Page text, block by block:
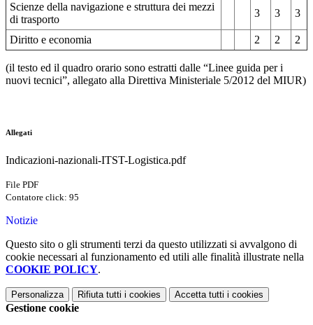
Scienze della navigazione e struttura dei mezzi
di trasporto
3 3 3
Diritto e economia 2 2 2
(il testo ed il quadro orario sono estratti dalle “Linee guida per i
nuovi tecnici”, allegato alla Direttiva Ministeriale 5/2012 del MIUR)
Allegati
Indicazioni-nazionali-ITST-Logistica.pdf
File PDF
Contatore click: 95
Notizie
Questo sito o gli strumenti terzi da questo utilizzati si avvalgono di
cookie necessari al funzionamento ed utili alle finalità illustrate nella
COOKIE POLICY.
Personalizza Rifiuta tutti i cookies Accetta tutti i cookies
Gestione cookie